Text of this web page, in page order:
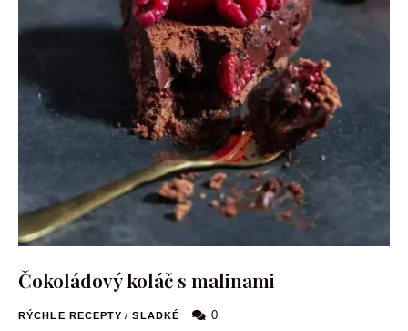
Čokoládový koláč s malinami
RÝCHLE RECEPTY / SLADKÉ 0